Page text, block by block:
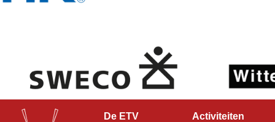
De ETV Activiteiten